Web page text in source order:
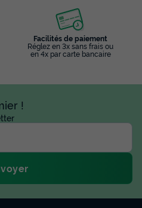
Facilités de paiement
Réglez en 3x sans frais ou
en 4x par carte bancaire
!